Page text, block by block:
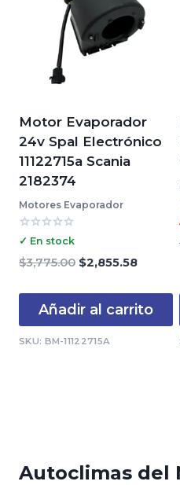
Motor Evaporador
24v Spal Electrónico
11122715a Scania
2182374
Motores Evaporador
Valorado
0
de
✓ En stock
$3,775.00 El
original
era:
$2,855.58El
actual
es:
Añadir al carrito
SKU: BM-11122715A
Autoclimas del